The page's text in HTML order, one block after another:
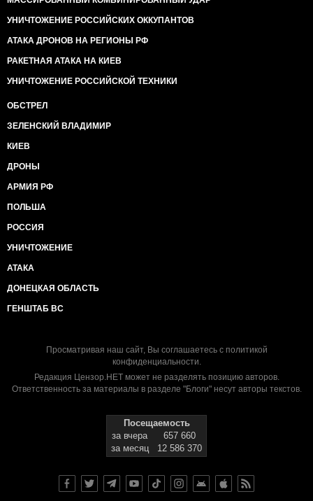
УНИЧТОЖЕНИЕ РОССИЙСКИХ ОККУПАНТОВ
АТАКА ДРОНОВ НА РЕГИОНЫ РФ
РАКЕТНАЯ АТАКА НА КИЕВ
УНИЧТОЖЕНИЕ РОССИЙСКОЙ ТЕХНИКИ
ОБСТРЕЛ
ЗЕЛЕНСКИЙ ВЛАДИМИР
КИЕВ
ДРОНЫ
АРМИЯ РФ
ПОЛЬША
РОССИЯ
УНИЧТОЖЕНИЕ
АТАКА
ДОНЕЦКАЯ ОБЛАСТЬ
ГЕНШТАБ ВС
Просматривая наш сайт, Вы соглашаетесь с политикой
конфиденциальности.
Редакция Цензор.НЕТ может не разделять позицию авторов.
Ответственность за материалы в разделе "Блоги" несут авторы текстов.
Посещаемость
за вчера
657 660
за месяц
12 586 370